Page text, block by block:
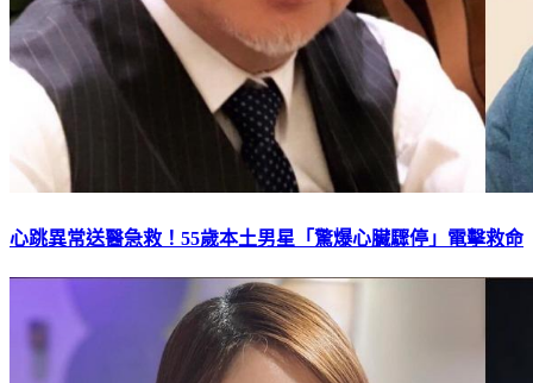
心跳異常送醫急救！55歲本土男星「驚爆心臟驟停」電擊救命